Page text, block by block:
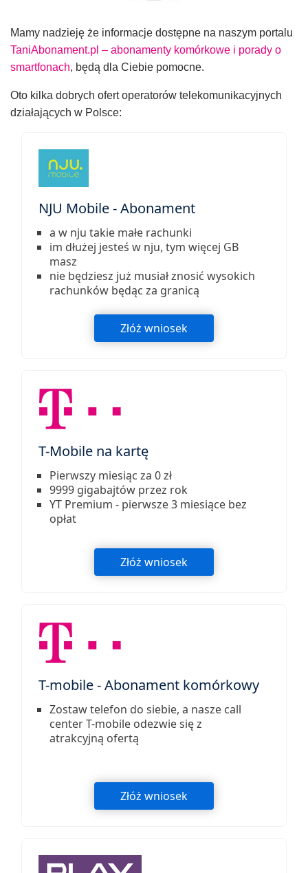
Mamy nadzieję że informacje dostępne na naszym portalu
TaniAbonament.pl – abonamenty komórkowe i porady o
smartfonach, będą dla Ciebie pomocne.
Oto kilka dobrych ofert operatorów telekomunikacyjnych
działających w Polsce:
NJU Mobile - Abonament
a w nju takie małe rachunki
im dłużej jesteś w nju, tym więcej GB
masz
nie będziesz już musiał znosić wysokich
rachunków będąc za granicą
Złóż wniosek
T-Mobile na kartę
Pierwszy miesiąc za 0 zł
9999 gigabajtów przez rok
YT Premium - pierwsze 3 miesiące bez
opłat
Złóż wniosek
T-mobile - Abonament komórkowy
Zostaw telefon do siebie, a nasze call
center T-mobile odezwie się z
atrakcyjną ofertą
Złóż wniosek